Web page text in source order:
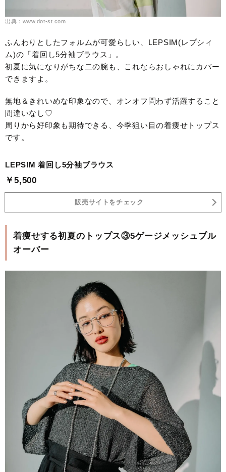
出典：www.dot-st.com
ふんわりとしたフォルムが可愛らしい、LEPSIM(レプシィ
ム)の「着回し5分袖ブラウス」。
初夏に気になりがちな二の腕も、これならおしゃれにカバー
できますよ。
無地＆きれいめな印象なので、オンオフ問わず活躍すること
間違いなし♡
周りから好印象も期待できる、今季狙い目の着痩せトップス
です。
LEPSIM 着回し5分袖ブラウス
￥5,500
販売サイトをチェック
着痩せする初夏のトップス③5ゲージメッシュプル
オーバー